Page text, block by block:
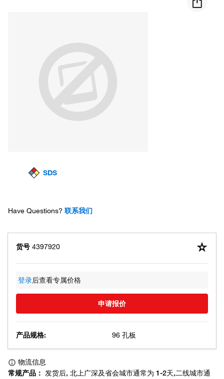
SDS
Have Questions? 联系我们
货号 4397920
登录后查看专属价格
申请报价
产品规格: 96 孔板